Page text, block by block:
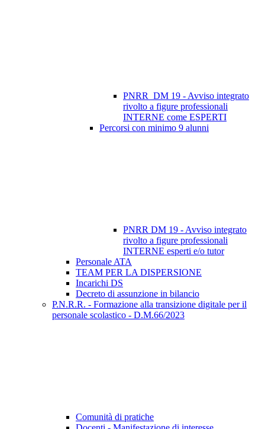
PNRR_DM 19 - Avviso integrato
rivolto a figure professionali
INTERNE come ESPERTI
Percorsi con minimo 9 alunni
PNRR DM 19 - Avviso integrato
rivolto a figure professionali
INTERNE esperti e/o tutor
Personale ATA
TEAM PER LA DISPERSIONE
Incarichi DS
Decreto di assunzione in bilancio
P.N.R.R. - Formazione alla transizione digitale per il
personale scolastico - D.M.66/2023
Comunità di pratiche